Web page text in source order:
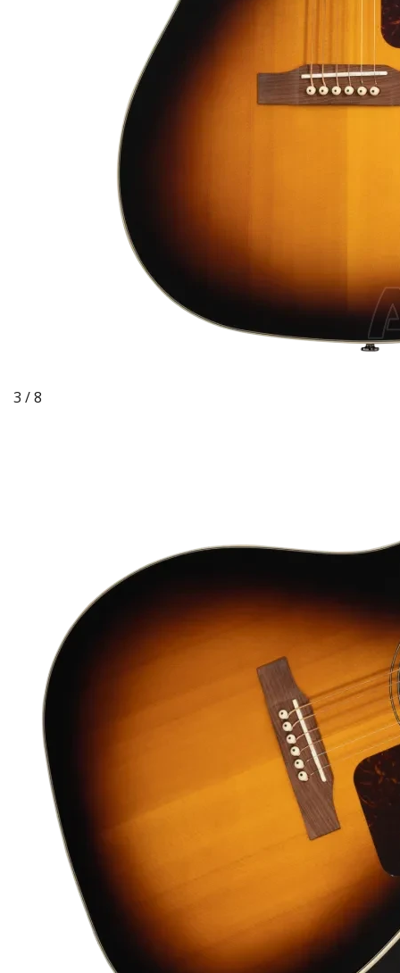
3 / 8